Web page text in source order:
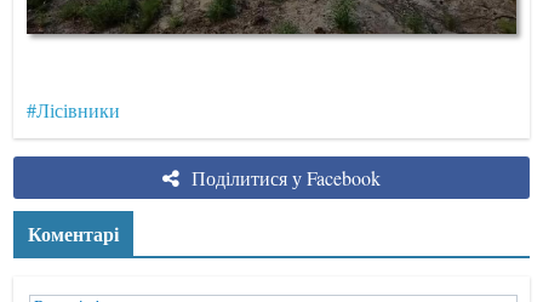
#Лісівники
Поділитися у Facebook
Коментарі